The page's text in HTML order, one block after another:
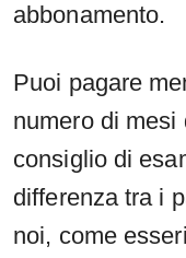
abbonamento.
Puoi pagare
numero di mesi
consiglio di
differenza tra i
noi, come